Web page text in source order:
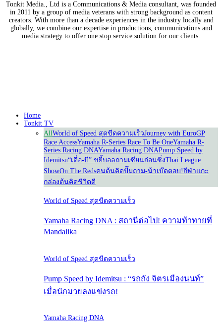
Tonkit Media., Ltd is a Communications & Media consultant, was founded
in 2011 by a group of media veterans with strong background as content
creators. With more than a decade experiences in the industry locally and
globally, we combine our expertise in productions, communications and
media strategy to offer one stop service solution for our clients.
Home
Tonkit TV
AllWorld of Speed สุดขีดความเร็วJourney with EuroGP
Race AccessYamaha R-Series Race To Be OneYamaha R-
Series Racing DNAYamaha Racing DNAPump Speed by
Idemitsu“เดื่อ-บี” ขยี้บอลถามเซียนก่อนซิ่งThai League
ShowOn The Redsคนต้นคิดปั๊มถาม-น้าเบ๊ดตอบ!กีฬาแกะ
กล่องต้นคิดชีวิตดี
World of Speed สุดขีดความเร็ว
Yamaha Racing DNA : สถานีต่อไป! ความท้าทายที่
Mandalika
World of Speed สุดขีดความเร็ว
Pump Speed by Idemitsu : “รถถัง จิตรเมืองนนท์”
เมื่อนักมวยลงแข่งรถ!
Yamaha Racing DNA